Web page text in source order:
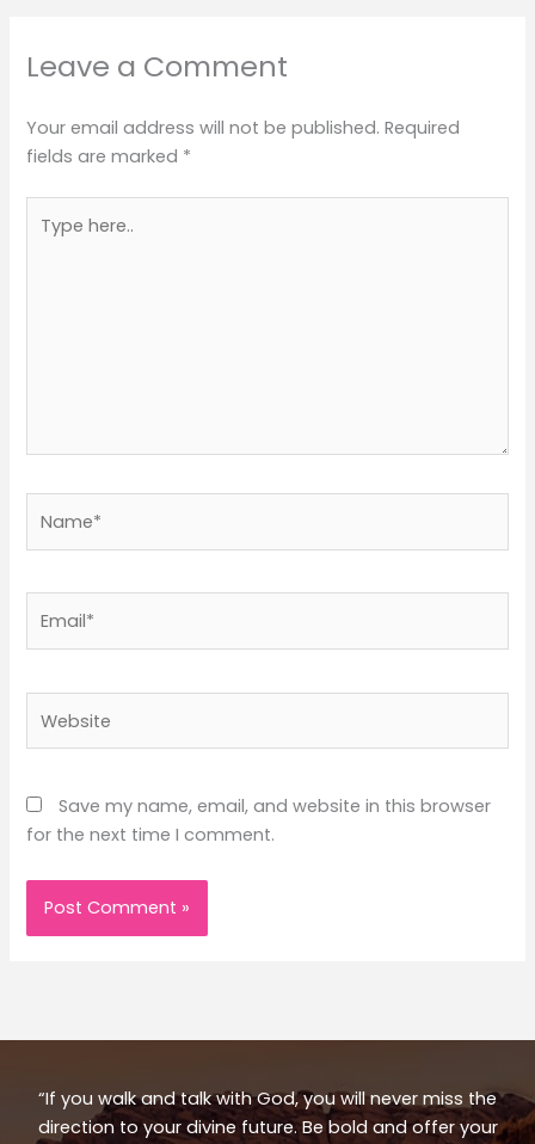
Leave a Comment
Your email address will not be published. Required
fields are marked *
here..
Save my name, email, and website in this browser
for the next time I comment.
“If you walk and talk with God, you will never miss the
direction to your divine future. Be bold and offer your